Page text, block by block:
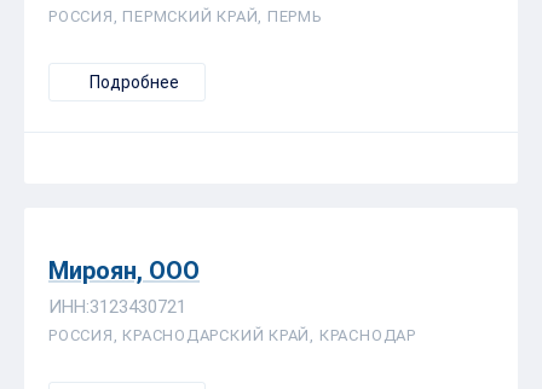
РОССИЯ, ПЕРМСКИЙ КРАЙ, ПЕРМЬ
Подробнее
Мироян, ООО
ИНН:3123430721
РОССИЯ, КРАСНОДАРСКИЙ КРАЙ, КРАСНОДАР